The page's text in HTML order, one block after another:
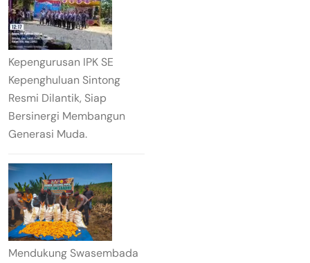
Kepengurusan IPK SE
Kepenghuluan Sintong
Resmi Dilantik, Siap
Bersinergi Membangun
Generasi Muda.
Mendukung Swasembada